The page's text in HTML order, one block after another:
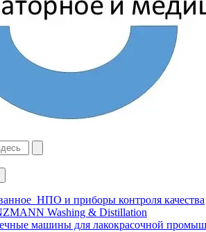
НПО и приборы контроля качества
Washing & Distillation
машины для лакокрасочной